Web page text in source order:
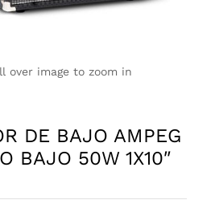
over image to zoom in
DE BAJO AMPEG
BAJO 50W 1X10″